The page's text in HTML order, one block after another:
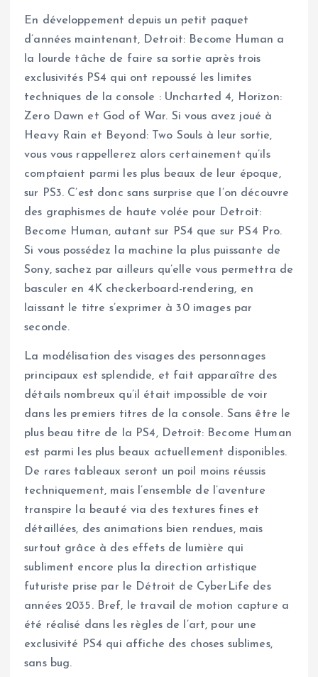
En développement depuis un petit paquet
d’années maintenant, Detroit: Become Human a
la lourde tâche de faire sa sortie après trois
exclusivités PS4 qui ont repoussé les limites
techniques de la console : Uncharted 4, Horizon:
Zero Dawn et God of War. Si vous avez joué à
Heavy Rain et Beyond: Two Souls à leur sortie,
vous vous rappellerez alors certainement qu’ils
comptaient parmi les plus beaux de leur époque,
sur PS3. C’est donc sans surprise que l’on découvre
des graphismes de haute volée pour Detroit:
Become Human, autant sur PS4 que sur PS4 Pro.
Si vous possédez la machine la plus puissante de
Sony, sachez par ailleurs qu’elle vous permettra de
basculer en 4K checkerboard-rendering, en
laissant le titre s’exprimer à 30 images par
seconde.
La modélisation des visages des personnages
principaux est splendide, et fait apparaître des
détails nombreux qu’il était impossible de voir
dans les premiers titres de la console. Sans être le
plus beau titre de la PS4, Detroit: Become Human
est parmi les plus beaux actuellement disponibles.
De rares tableaux seront un poil moins réussis
techniquement, mais l’ensemble de l’aventure
transpire la beauté via des textures fines et
détaillées, des animations bien rendues, mais
surtout grâce à des effets de lumière qui
subliment encore plus la direction artistique
futuriste prise par le Détroit de CyberLife des
années 2035. Bref, le travail de motion capture a
été réalisé dans les règles de l’art, pour une
exclusivité PS4 qui affiche des choses sublimes,
sans bug.